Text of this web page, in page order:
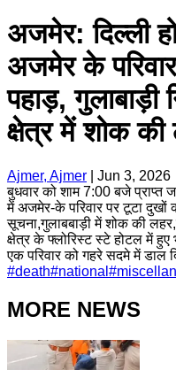
अजमेर: दिल्ली
अजमेर के
पहाड़, गुलाबाड़ी
क्षेत्र में शोक की
Ajmer, Ajmer
Jun 3, 2026
बुधवार को शाम 7:00 बजे प्राप्त
में अजमेर-के परिवार पर टूटा दुखों
सूचना,गुलाबबाड़ी में शोक की
क्षेत्र के फ्लोरिस्ट स्टे होटल में
एक परिवार को गहरे सदमे में डाल
#death#national #
MORE NEWS